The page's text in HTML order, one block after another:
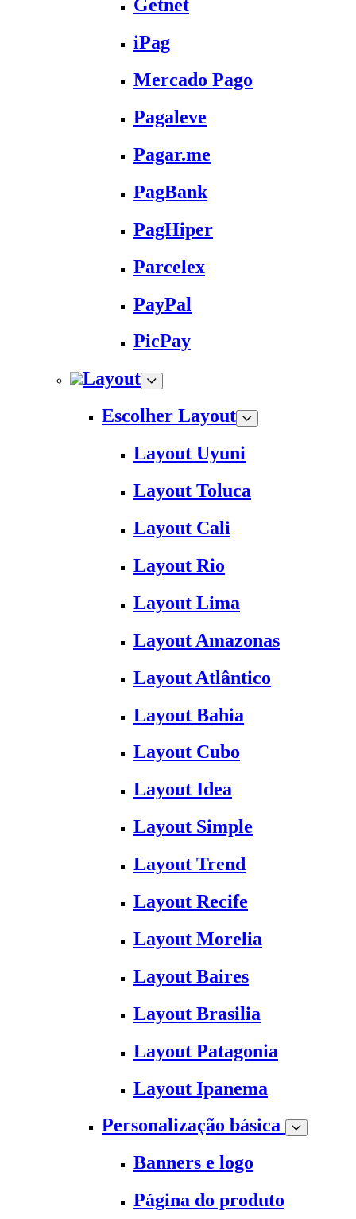
Getnet
iPag
Mercado Pago
Pagaleve
Pagar.me
PagBank
PagHiper
Parcelex
PayPal
PicPay
Layout
Escolher Layout
Layout Uyuni
Layout Toluca
Layout Cali
Layout Rio
Layout Lima
Layout Amazonas
Layout Atlântico
Layout Bahia
Layout Cubo
Layout Idea
Layout Simple
Layout Trend
Layout Recife
Layout Morelia
Layout Baires
Layout Brasilia
Layout Patagonia
Layout Ipanema
Personalização básica
Banners e logo
Página do produto